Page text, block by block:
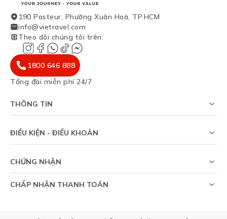
190 Pasteur, Phường Xuân Hoà, TP.HCM
info@vietravel.com
Theo dõi chúng tôi trên:
1800 646 888
Tổng đài miễn phí 24/7
THÔNG TIN
Khảo sát tỷ lệ đạt visa
Sitemap
Trợ giúp
ĐIỀU KIỆN - ĐIỀU KHOẢN
Thỏa thuận sử dụng
CHỨNG NHẬN
CHẤP NHẬN THANH TOÁN